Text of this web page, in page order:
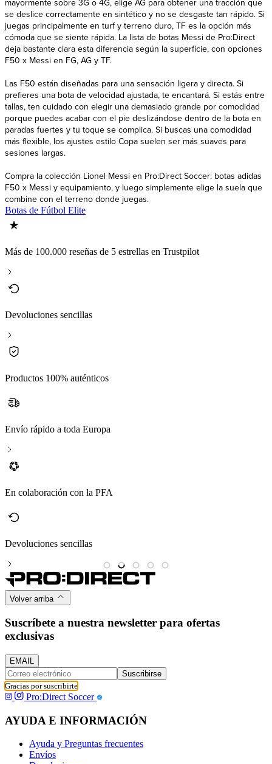
se deslice correctamente en sintético y no se desgaste tan rápido. Si
juegas principalmente en turf y terreno duro, TF es la opción más
cómoda que se siente rápida. La lista de botas Messi de Pro:Direct
deja bastante clara esta diferencia según la superficie, con opciones
F50 x Messi en FG, AG y TF.
Las F50 están diseñadas para una sensación ligera y directa. Si
prefieres una bota de velocidad ajustada, te encantará. Si estás entre
tallas, ten cuidado con elegir una demasiado grande por comodidad
porque puedes acabar con el pie deslizándose dentro de la bota en
paradas fuertes y tu toque se complica. Si buscas una comodidad
más flexible, los ajustes estilo Copa suelen ser más suaves para
sesiones largas.
Compra la colección Lionel Messi en Pro:Direct Soccer: botas adidas
F50 x Messi y equipamiento, y luego simplemente elige la suela que
combine con el terreno donde juegas.
Botas de Fútbol Elite
Más de 100.000 reseñas de 5 estrellas en Trustpilot
Devoluciones sencillas
Productos 100% auténticos
Envío rápido a toda Europa
En colaboración con la PFA
Devoluciones sencillas
Volver arriba
Suscríbete a nuestra newsletter para ofertas
exclusivas
EMAIL
Suscribirse
Gracias por suscribirte
Pro:Direct Soccer
AYUDA E INFORMACIÓN
Ayuda y Preguntas frecuentes
Envíos